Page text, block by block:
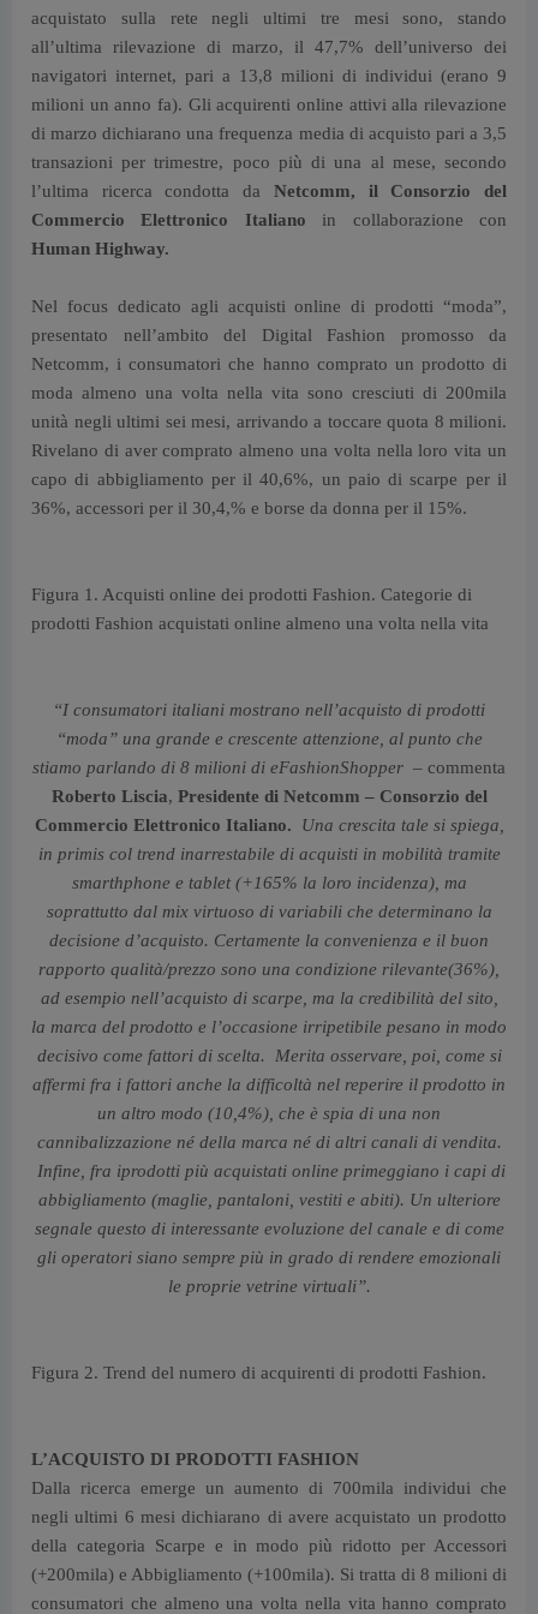
acquistato sulla rete negli ultimi tre mesi sono, stando
all’ultima rilevazione di marzo, il 47,7% dell’universo dei
navigatori internet, pari a 13,8 milioni di individui (erano 9
milioni un anno fa). Gli acquirenti online attivi alla rilevazione
di marzo dichiarano una frequenza media di acquisto pari a 3,5
transazioni per trimestre, poco più di una al mese, secondo
l’ultima ricerca condotta da Netcomm, il Consorzio del
Commercio Elettronico Italiano in collaborazione con
Human Highway.
Nel focus dedicato agli acquisti online di prodotti “moda”,
presentato nell’ambito del Digital Fashion promosso da
Netcomm, i consumatori che hanno comprato un prodotto di
moda almeno una volta nella vita sono cresciuti di 200mila
unità negli ultimi sei mesi, arrivando a toccare quota 8 milioni.
Rivelano di aver comprato almeno una volta nella loro vita un
capo di abbigliamento per il 40,6%, un paio di scarpe per il
36%, accessori per il 30,4,% e borse da donna per il 15%.
Figura 1. Acquisti online dei prodotti Fashion. Categorie di
prodotti Fashion acquistati online almeno una volta nella vita
“I consumatori italiani mostrano nell’acquisto di prodotti
“moda” una grande e crescente attenzione, al punto che
stiamo parlando di 8 milioni di eFashionShopper – commenta
Roberto Liscia, Presidente di Netcomm – Consorzio del
Commercio Elettronico Italiano.
Una crescita tale si spiega,
in primis col trend inarrestabile di acquisti in mobilità tramite
smarthphone e tablet (+165% la loro incidenza), ma
soprattutto dal mix virtuoso di variabili che determinano la
decisione d’acquisto. Certamente la convenienza e il buon
rapporto qualità/prezzo sono una condizione rilevante(36%),
ad esempio nell’acquisto di scarpe, ma la credibilità del sito,
la marca del prodotto e l’occasione irripetibile pesano in modo
decisivo come fattori di scelta. Merita osservare, poi, come si
affermi fra i fattori anche la difficoltà nel reperire il prodotto in
un altro modo (10,4%), che è spia di una non
cannibalizzazione né della marca né di altri canali di vendita.
Infine, fra iprodotti più acquistati online primeggiano i capi di
abbigliamento (maglie, pantaloni, vestiti e abiti). Un ulteriore
segnale questo di interessante evoluzione del canale e di come
gli operatori siano sempre più in grado di rendere emozionali
le proprie vetrine virtuali”.
Figura 2. Trend del numero di acquirenti di prodotti Fashion.
L’ACQUISTO DI PRODOTTI FASHION
Dalla ricerca emerge un aumento di 700mila individui che
negli ultimi 6 mesi dichiarano di avere acquistato un prodotto
della categoria Scarpe e in modo più ridotto per Accessori
(+200mila) e Abbigliamento (+100mila). Si tratta di 8 milioni di
consumatori che almeno una volta nella vita hanno comprato